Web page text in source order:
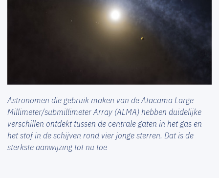
Astronomen die gebruik maken van de Atacama Large
Millimeter/submillimeter Array (ALMA) hebben duidelijke
verschillen ontdekt tussen de centrale gaten in het gas en
het stof in de schijven rond vier jonge sterren. Dat is de
sterkste aanwijzing tot nu toe